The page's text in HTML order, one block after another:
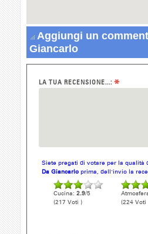
Aggiungi un
Giancarlo
LA TUA RECENSIONE...: *
Siete pregati di votare per la qualità
Da Giancarlo prima, dell'invio la
Cucina: 2.9/5
(217 Voti )
(224 Voti